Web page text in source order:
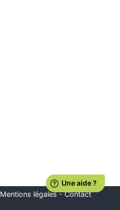
Mentions légales-Contact